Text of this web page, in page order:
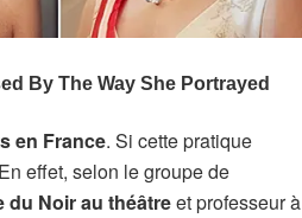
en France. Si cette pratique
effet, selon le groupe de
du Noir au théâtreet professeur à